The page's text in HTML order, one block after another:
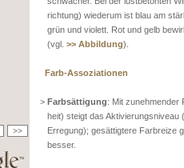
richtung) wiederum ist blau am
grün und violett. Rot und gelb
(vgl. >> Abbildung).
Farb-Assoziationen
> Farbsättigung: Mit zunehmender
heit) steigt das Aktivierungsniveau
Erregung); gesättigtere Farbreize
besser.